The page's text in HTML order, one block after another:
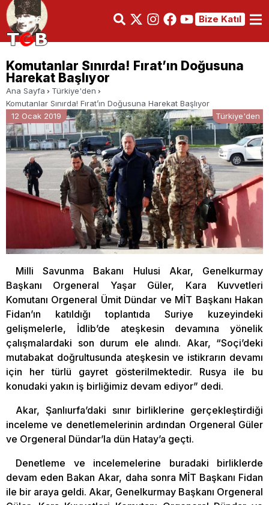
Bize Katıl
Komutanlar Sınırda! Fırat’ın Doğusuna
Harekat Başlıyor
Ana Sayfa
Türkiye'den
Komutanlar Sınırda! Fırat’ın Doğusuna Harekat Başlıyor
12 Ocak 2019
Türkiye'den
Milli Savunma Bakanı Hulusi Akar, Genelkurmay
Başkanı Orgeneral Yaşar Güler, Kara Kuvvetleri
Komutanı Orgeneral Ümit Dündar ve MİT Başkanı Hakan
Fidan’ın katıldığı toplantıda Suriye kuzeyindeki
gelişmelerle, İdlib’de ateşkesin devamına yönelik
çalışmalardaki son durum ele alındı. Akar, “Soçi’deki
mutabakat doğrultusunda ateşkesin ve istikrarın devamı
için her türlü gayret gösterilmektedir. Rusya ile bu
konudaki yakın iş birliğimiz devam ediyor” dedi.
Akar, Şanlıurfa’daki sınır birliklerine gerçekleştirdiği
inceleme ve denetlemelerinin ardından Orgeneral Güler
ve Orgeneral Dündar’la dün Hatay’a geçti.
Denetleme ve incelemelerine buradaki birliklerde
devam eden Bakan Akar, daha sonra MİT Başkanı Fidan
ile bir araya geldi. Akar, Genelkurmay Başkanı Orgeneral